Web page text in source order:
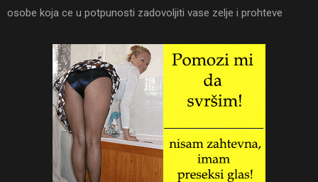
osobe koja ce u potpunosti zadovoljiti vase zelje i prohteve